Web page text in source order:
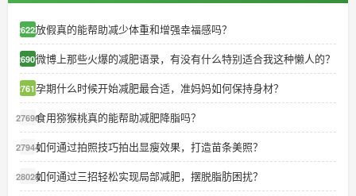
26222放假真的能帮助减少体重和增强幸福感吗？
26901微博上那些火爆的减肥语录，有没有什么特别适合我这种懒人的？
27615孕期什么时候开始减肥最合适，准妈妈如何保持身材？
27696食用猕猴桃真的能帮助减肥降脂吗？
27944如何通过拍照技巧拍出显瘦效果，打造苗条美照？
28028如何通过三招轻松实现局部减肥，摆脱脂肪困扰？